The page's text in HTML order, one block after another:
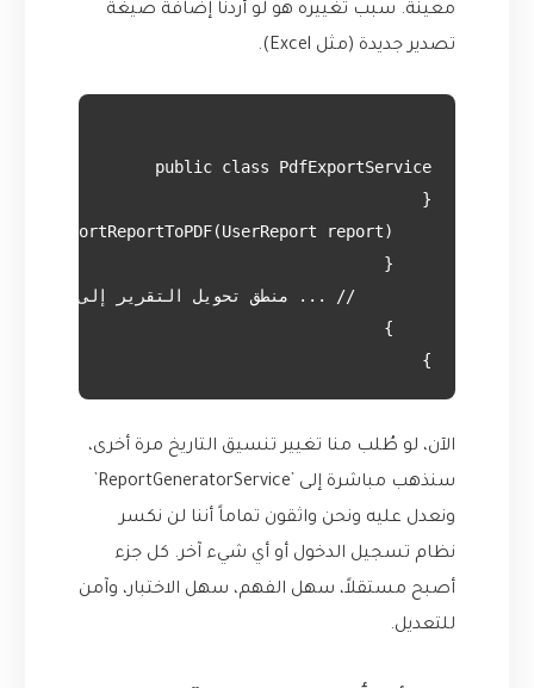
معينة. سبب تغييره هو لو أردنا إضافة صيغة
تصدير جديدة (مثل Excel).
}
الآن، لو طُلب منا تغيير تنسيق التاريخ مرة أخرى،
ونعدل عليه ونحن واثقون تماماً أننا لن نكسر
نظام تسجيل الدخول أو أي شيء آخر. كل جزء
أصبح مستقلاً، سهل الفهم، سهل الاختبار، وآمن
للتعديل.